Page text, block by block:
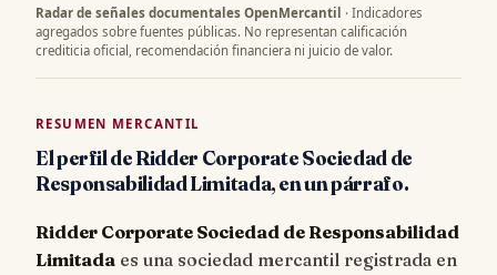
Radar de señales documentales OpenMercantil · Indicadores
agregados sobre fuentes públicas. No representan calificación
crediticia oficial, recomendación financiera ni juicio de valor.
RESUMEN MERCANTIL
El perfil de Ridder Corporate Sociedad de
Responsabilidad Limitada, en un párrafo.
Ridder Corporate Sociedad de Responsabilidad
Limitada es una sociedad mercantil registrada en